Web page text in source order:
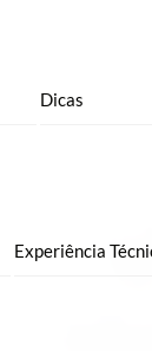
Dicas
Experiência